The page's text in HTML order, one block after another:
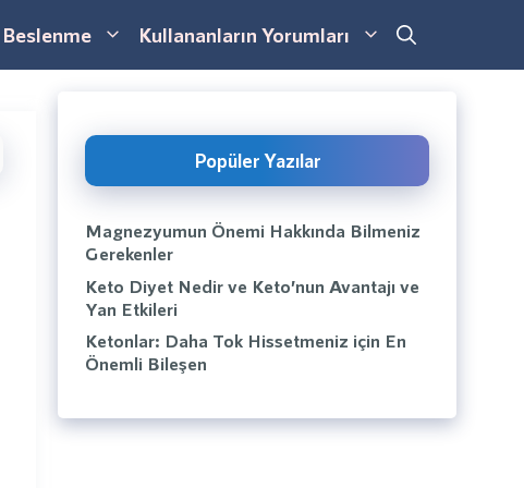
Beslenme Kullananların Yorumları
Popüler Yazılar
Magnezyumun Önemi Hakkında Bilmeniz
Gerekenler
Keto Diyet Nedir ve Keto’nun Avantajı ve
Yan Etkileri
Ketonlar: Daha Tok Hissetmeniz için En
Önemli Bileşen